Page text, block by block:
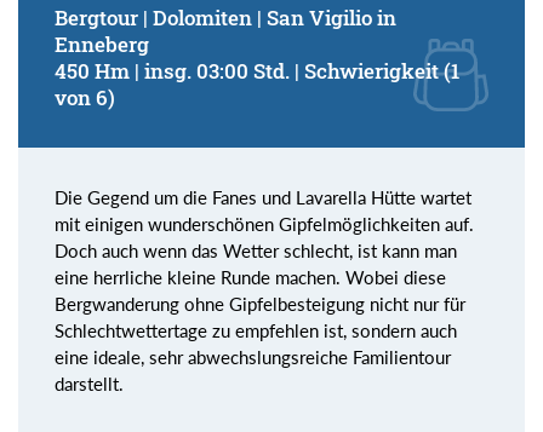
Bergtour | Dolomiten | San Vigilio in
Enneberg
450 Hm | insg. 03:00 Std. | Schwierigkeit (1
von 6)
Die Gegend um die Fanes und Lavarella Hütte wartet
mit einigen wunderschönen Gipfelmöglichkeiten auf.
Doch auch wenn das Wetter schlecht, ist kann man
eine herrliche kleine Runde machen. Wobei diese
Bergwanderung ohne Gipfelbesteigung nicht nur für
Schlechtwettertage zu empfehlen ist, sondern auch
eine ideale, sehr abwechslungsreiche Familientour
darstellt.